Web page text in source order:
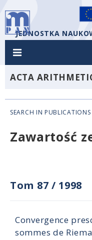
JEDNOSTKA
ACTA
SEARCH IN PUBLICATIONS
Zawartość
Tom 87 / 1998
Convergence
sommes de